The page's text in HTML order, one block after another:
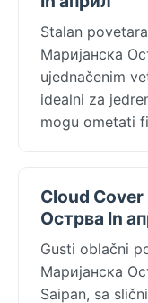
Stalan
Маријанска
ujednačenim
idealni za
mogu ometati
Cloud Cover
Острва In
Gusti oblačni
Маријанска
Saipan, sa